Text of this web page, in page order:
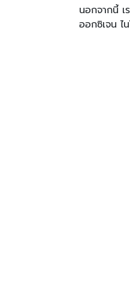
นอกจากนี้
ออกซิเจน ไ